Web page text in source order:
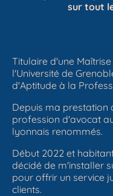
sur tout
Titulaire d'une
l'Université de
d'Aptitude à la
Depuis ma prestation
profession d'avocat
lyonnais renommés.
Début 2022 et
décidé de m'installer
pour offrir un service
clients.